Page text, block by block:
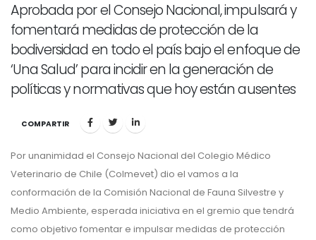
Aprobada por el Consejo Nacional, impulsará y
fomentará medidas de protección de la
bodiversidad en todo el país bajo el enfoque de
‘Una Salud’ para incidir en la generación de
políticas y normativas que hoy están ausentes
COMPARTIR
Por unanimidad el Consejo Nacional del Colegio Médico
Veterinario de Chile (Colmevet) dio el vamos a la
conformación de la Comisión Nacional de Fauna Silvestre y
Medio Ambiente, esperada iniciativa en el gremio que tendrá
como objetivo fomentar e impulsar medidas de protección